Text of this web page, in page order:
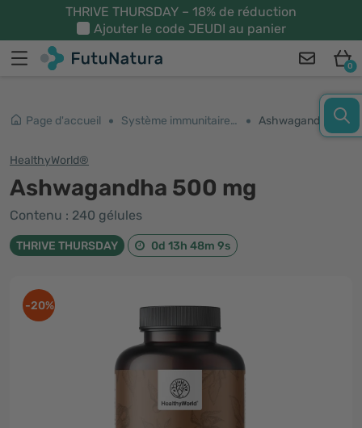
THRIVE THURSDAY – 18% de réduction
Ajouter le code JEUDI au panier
0
Page d'accueil Système immunitaire et énergie Ashwagandha 500 mg
HealthyWorld®
Ashwagandha 500 mg
Contenu : 240 gélules
THRIVE THURSDAY 0d 13h 48m 8s
-20%